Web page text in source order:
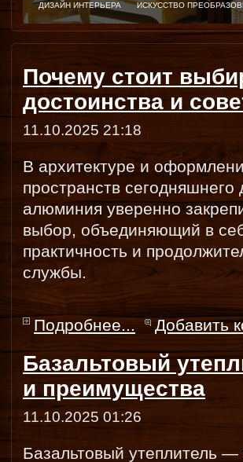
ДИЗАЙН ИНТЕРЬЕРА ИСКУССТВО
Почему стоит
достоинства и
11.10.2025 21:18
В архитектуре и
пространств сегодняшнего
алюминия уверенно
выбор, объединяющий в
практичность и
службы.
Подробнее... Добавить
Базальтовый
и преимущества
11.10.2025 01:26
Базальтовый утеплитель —